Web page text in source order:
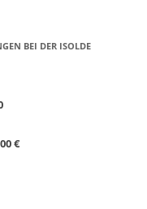
BEI DER ISOLDE R
€